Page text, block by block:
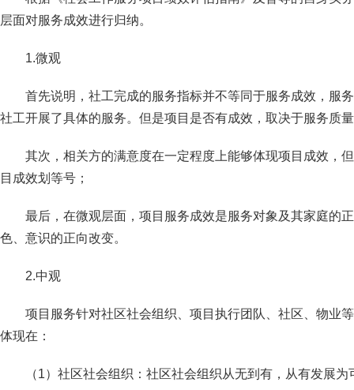
层面对服务成效进行归纳。
1.微观
首先说明，社工完成的服务指标并不等同于服务成效，服
社工开展了具体的服务。但是项目是否有成效，取决于服务质
其次，相关方的满意度在一定程度上能够体现项目成效，
目成效划等号；
最后，在微观层面，项目服务成效是服务对象及其家庭的
色、意识的正向改变。
2.中观
项目服务针对社区社会组织、项目执行团队、社区、物业
体现在：
（1）社区社会组织：社区社会组织从无到有，从有发展